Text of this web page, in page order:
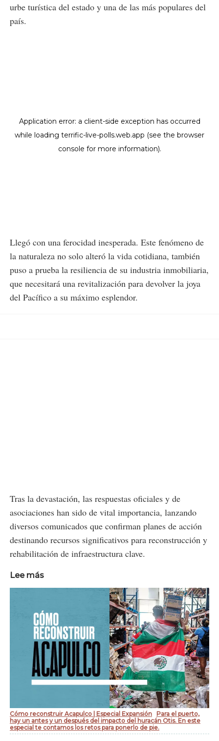
urbe turística del estado y una de las más populares del
país.
Llegó con una ferocidad inesperada. Este fenómeno de
la naturaleza no solo alteró la vida cotidiana, también
puso a prueba la resiliencia de su industria inmobiliaria,
que necesitará una revitalización para devolver la joya
del Pacífico a su máximo esplendor.
Tras la devastación, las respuestas oficiales y de
asociaciones han sido de vital importancia, lanzando
diversos comunicados que confirman planes de acción
destinando recursos significativos para reconstrucción y
rehabilitación de infraestructura clave.
Lee más
Cómo reconstruir Acapulco | Especial Expansión
Para el puerto,
hay un antes y un después del impacto del huracán Otis. En este
especial te contamos los retos para ponerlo de pie.